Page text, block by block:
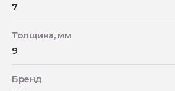
7
Толщина, мм
9
Бренд